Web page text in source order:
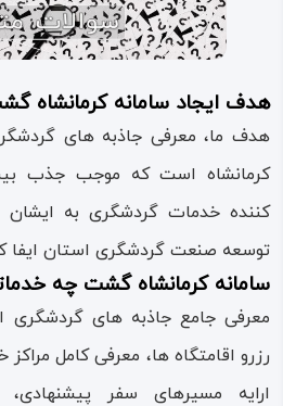
روستاهای
اقامتگاه
ویژه
درباره
ما
هدف ایجاد سامانه کرمانشاه
هدف ما، معرفی جاذبه های
کرمانشاه است که موجب جذب
کننده خدمات گردشگری به
توسعه صنعت گردشگری استان ایفا
سامانه کرمانشاه گشت چه
معرفی جامع جاذبه های گردشگری
رزرو اقامتگاه ها، معرفی کامل
ارایه مسیرهای سفر